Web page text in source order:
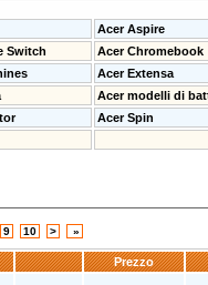
Acer Aspire
Switch
Acer Chromebook
Acer Extensa
Acer modelli di
Acer Spin
9 10 > »
Prezzo